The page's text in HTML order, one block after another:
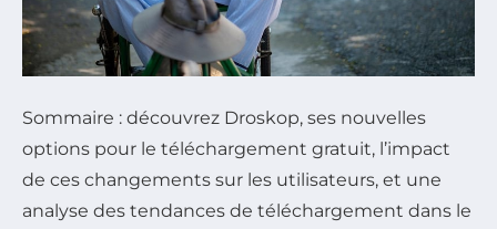
Sommaire : découvrez Droskop, ses nouvelles
options pour le téléchargement gratuit, l’impact
de ces changements sur les utilisateurs, et une
analyse des tendances de téléchargement dans le